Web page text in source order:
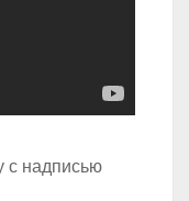
с надписью